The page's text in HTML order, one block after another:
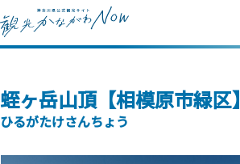
蛭ヶ岳山頂【相模原市緑区】
ひるがたけさんちょう